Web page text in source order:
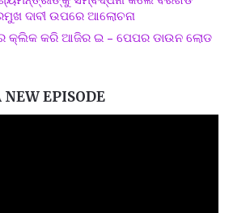
ଦାବୀ ଉପରେ ଆଲୋଚନା
କ୍ଲିକ କରି ଆଜିର ଇ – ପେପର ଡାଉନ ଲୋଡ
EPISODE